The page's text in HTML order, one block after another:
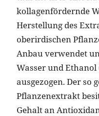
kollagenfördernde
Herstellung des
oberirdischen
Anbau verwendet
Wasser und
ausgezogen. Der so
Pflanzenextrakt
Gehalt an